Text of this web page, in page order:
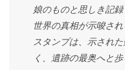
娘のものと思しき記
世界の真相が示唆され
スタンプは、示され
く、遺跡の最奥へと歩